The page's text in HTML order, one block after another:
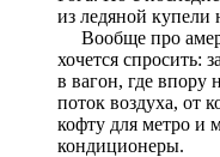
из ледяной купели
Вообще про
хочется спросить:
в вагон, где впору
поток воздуха, от
кофту для метро и
кондиционеры.